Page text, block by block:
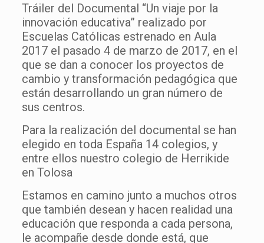
Tráiler del Documental “Un viaje por la
innovación educativa” realizado por
Escuelas Católicas estrenado en Aula
2017 el pasado 4 de marzo de 2017, en el
que se dan a conocer los proyectos de
cambio y transformación pedagógica que
están desarrollando un gran número de
sus centros.
Para la realización del documental se han
elegido en toda España 14 colegios, y
entre ellos nuestro colegio de Herrikide
en Tolosa
Estamos en camino junto a muchos otros
que también desean y hacen realidad una
educación que responda a cada persona,
le acompañe desde donde está, que